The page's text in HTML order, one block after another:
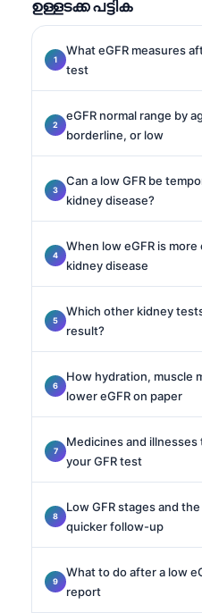
## (continued).
ഉള്ളടക്ക പട്ടിക
What eGFR measures
test
eGFR normal range by
borderline, or low
Can a low GFR be
kidney disease?
When low eGFR is
kidney disease
Which other kidney
result?
How hydration, muscle
lower eGFR on paper
Medicines and
your GFR test
Low GFR stages and
quicker follow-up
What to do after a low
report